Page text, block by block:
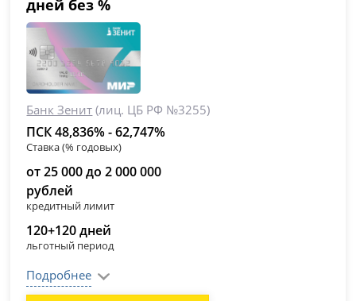
дней без %
Банк Зенит (лиц. ЦБ РФ №3255)
ПСК 48,836% - 62,747%
Ставка (% годовых)
от 25 000 до 2 000 000
рублей
кредитный лимит
120+120 дней
льготный период
Подробнее